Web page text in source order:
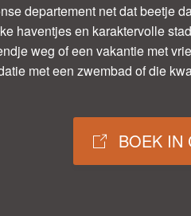
departement net dat beetje
haventjes en karaktervolle
weg of een vakantie met
met een zwembad of die
BOEK IN